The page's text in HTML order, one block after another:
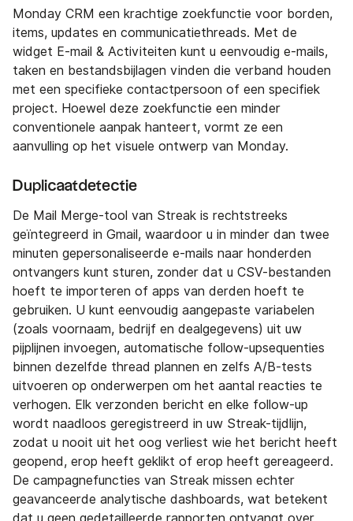
Monday CRM een krachtige zoekfunctie voor borden,
items, updates en communicatiethreads. Met de
widget E-mail & Activiteiten kunt u eenvoudig e-mails,
taken en bestandsbijlagen vinden die verband houden
met een specifieke contactpersoon of een specifiek
project. Hoewel deze zoekfunctie een minder
conventionele aanpak hanteert, vormt ze een
aanvulling op het visuele ontwerp van Monday.
Duplicaatdetectie
De Mail Merge-tool van Streak is rechtstreeks
geïntegreerd in Gmail, waardoor u in minder dan twee
minuten gepersonaliseerde e-mails naar honderden
ontvangers kunt sturen, zonder dat u CSV-bestanden
hoeft te importeren of apps van derden hoeft te
gebruiken. U kunt eenvoudig aangepaste variabelen
(zoals voornaam, bedrijf en dealgegevens) uit uw
pijplijnen invoegen, automatische follow-upsequenties
binnen dezelfde thread plannen en zelfs A/B-tests
uitvoeren op onderwerpen om het aantal reacties te
verhogen. Elk verzonden bericht en elke follow-up
wordt naadloos geregistreerd in uw Streak-tijdlijn,
zodat u nooit uit het oog verliest wie het bericht heeft
geopend, erop heeft geklikt of erop heeft gereageerd.
De campagnefuncties van Streak missen echter
geavanceerde analytische dashboards, wat betekent